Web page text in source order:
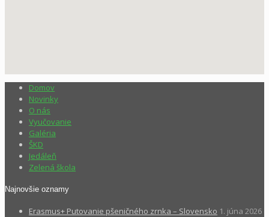
Domov
Novinky
O nás
Vyučovanie
Galéria
ŠKD
Jedáleň
Zelená škola
Najnovšie oznamy
Erasmus+ Putovanie pšeničného zrnka – Slovensko 1. júna 2026